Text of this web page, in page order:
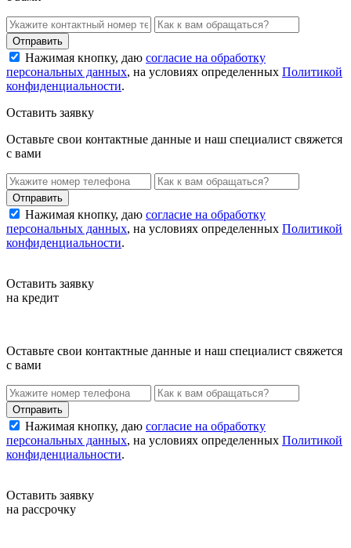
Нажимая кнопку, даю согласие на обработку
персональных данных, на условиях определенных Политикой
конфиденциальности.
Оставить заявку
Оставьте свои контактные данные и наш специалист свяжется
с вами
Нажимая кнопку, даю согласие на обработку
персональных данных, на условиях определенных Политикой
конфиденциальности.
Оставить заявку
на кредит
Оставьте свои контактные данные и наш специалист свяжется
с вами
Нажимая кнопку, даю согласие на обработку
персональных данных, на условиях определенных Политикой
конфиденциальности.
Оставить заявку
на рассрочку